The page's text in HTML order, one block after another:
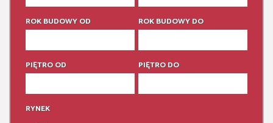
6 pokoi
6 pokoi
ROK BUDOWY OD ROK BUDOWY DO
PIĘTRO OD PIĘTRO DO
RYNEK